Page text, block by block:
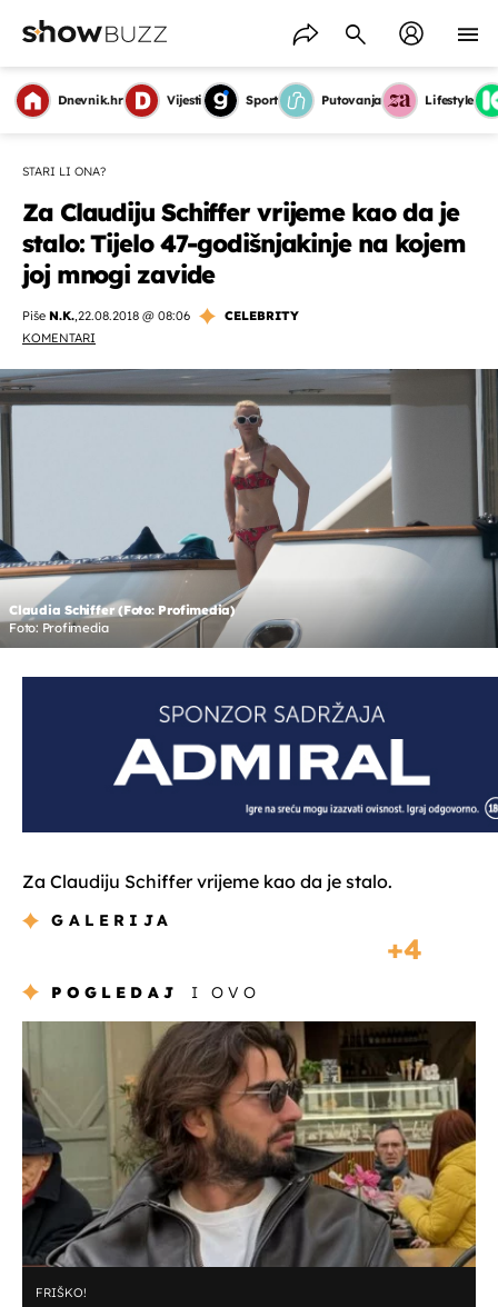
Dnevnik.hr Vijesti Sport Putovanja Lifestyle
STARI LI ONA?
Za Claudiju Schiffer vrijeme kao da je
stalo: Tijelo 47-godišnjakinje na kojem
joj mnogi zavide
Piše N.K.,22.08.2018 @ 08:06
CELEBRITY
KOMENTARI
Claudia Schiffer (Foto: Profimedia)
Foto: Profimedia
Za Claudiju Schiffer vrijeme kao da je stalo.
GALERIJA
4
POGLEDAJ I OVO
FRIŠKO!
OMOGUĆI OBAVIJESTI